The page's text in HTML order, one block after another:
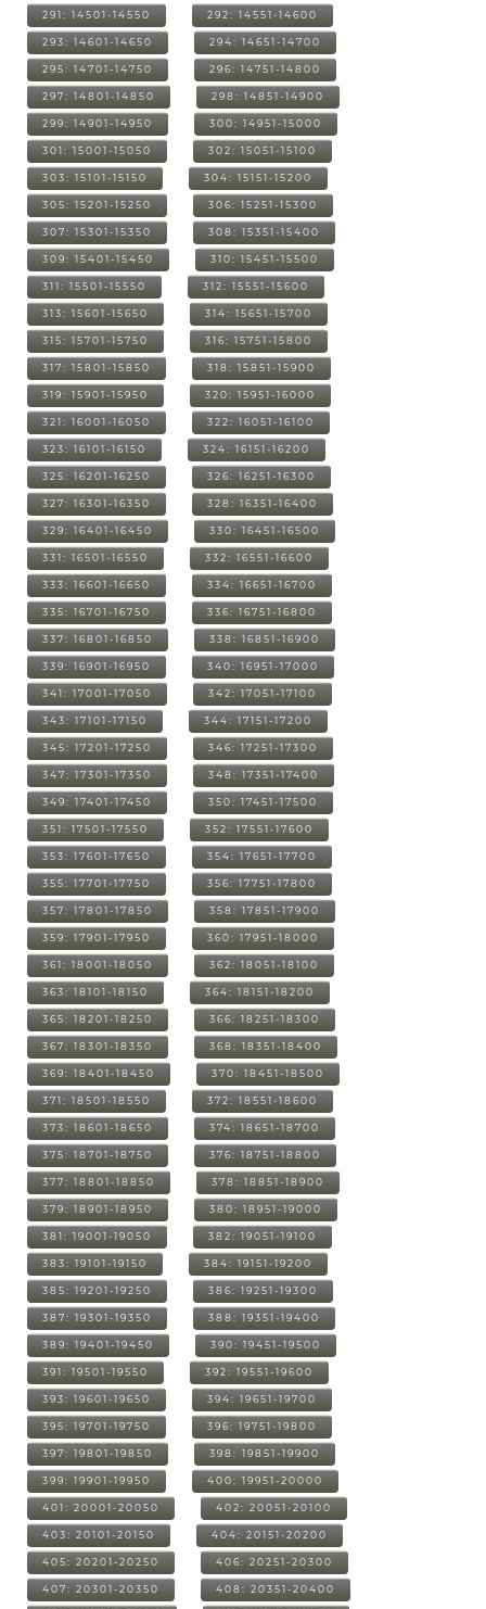
291: 14501-14550 292: 14551-14600
293: 14601-14650 294: 14651-14700
295: 14701-14750 296: 14751-14800
297: 14801-14850 298: 14851-14900
299: 14901-14950 300: 14951-15000
301: 15001-15050 302: 15051-15100
303: 15101-15150 304: 15151-15200
305: 15201-15250 306: 15251-15300
307: 15301-15350 308: 15351-15400
309: 15401-15450 310: 15451-15500
311: 15501-15550 312: 15551-15600
313: 15601-15650 314: 15651-15700
315: 15701-15750 316: 15751-15800
317: 15801-15850 318: 15851-15900
319: 15901-15950 320: 15951-16000
321: 16001-16050 322: 16051-16100
323: 16101-16150 324: 16151-16200
325: 16201-16250 326: 16251-16300
327: 16301-16350 328: 16351-16400
329: 16401-16450 330: 16451-16500
331: 16501-16550 332: 16551-16600
333: 16601-16650 334: 16651-16700
335: 16701-16750 336: 16751-16800
337: 16801-16850 338: 16851-16900
339: 16901-16950 340: 16951-17000
341: 17001-17050 342: 17051-17100
343: 17101-17150 344: 17151-17200
345: 17201-17250 346: 17251-17300
347: 17301-17350 348: 17351-17400
349: 17401-17450 350: 17451-17500
351: 17501-17550 352: 17551-17600
353: 17601-17650 354: 17651-17700
355: 17701-17750 356: 17751-17800
357: 17801-17850 358: 17851-17900
359: 17901-17950 360: 17951-18000
361: 18001-18050 362: 18051-18100
363: 18101-18150 364: 18151-18200
365: 18201-18250 366: 18251-18300
367: 18301-18350 368: 18351-18400
369: 18401-18450 370: 18451-18500
371: 18501-18550 372: 18551-18600
373: 18601-18650 374: 18651-18700
375: 18701-18750 376: 18751-18800
377: 18801-18850 378: 18851-18900
379: 18901-18950 380: 18951-19000
381: 19001-19050 382: 19051-19100
383: 19101-19150 384: 19151-19200
385: 19201-19250 386: 19251-19300
387: 19301-19350 388: 19351-19400
389: 19401-19450 390: 19451-19500
391: 19501-19550 392: 19551-19600
393: 19601-19650 394: 19651-19700
395: 19701-19750 396: 19751-19800
397: 19801-19850 398: 19851-19900
399: 19901-19950 400: 19951-20000
401: 20001-20050 402: 20051-20100
403: 20101-20150 404: 20151-20200
405: 20201-20250 406: 20251-20300
407: 20301-20350 408: 20351-20400